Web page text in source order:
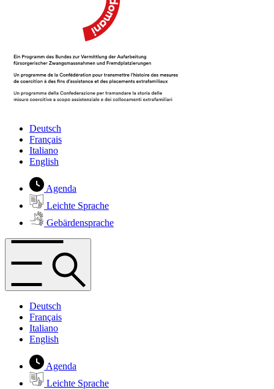
Deutsch
Français
Italiano
English
Agenda
Leichte Sprache
Gebärdensprache
Deutsch
Français
Italiano
English
Agenda
Leichte Sprache